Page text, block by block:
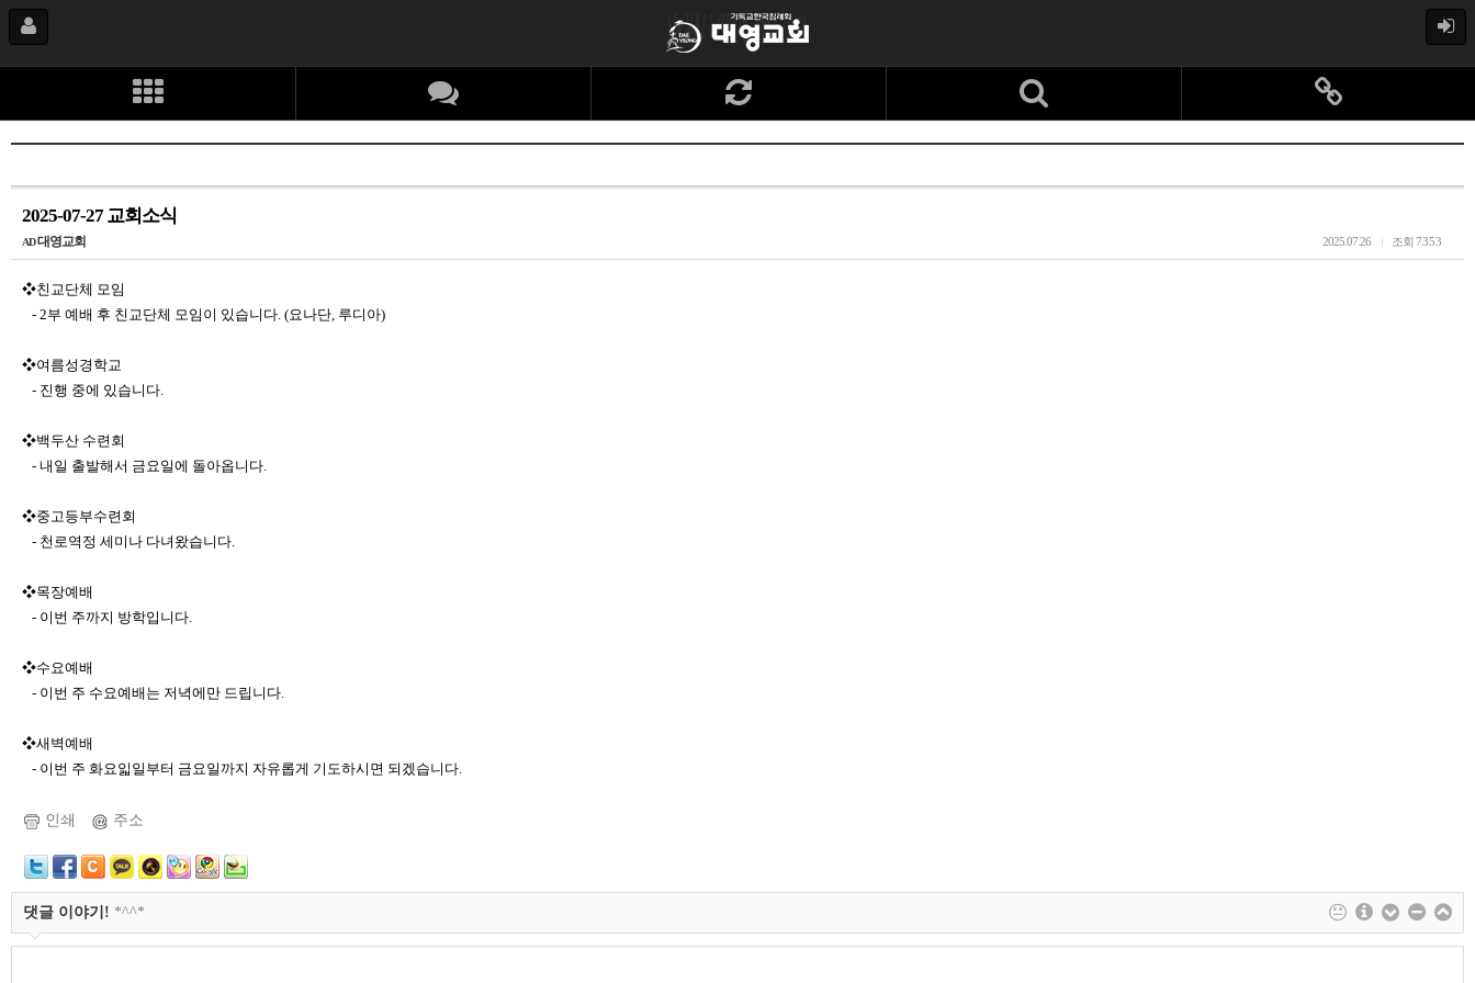
2025-07-27 교회소식
AD대영교회 조회7353
2025.07.26
❖친교단체 모임
- 2부 예배 후 친교단체 모임이 있습니다. (요나단, 루디아)
❖여름성경학교
- 진행 중에 있습니다.
❖백두산 수련회
- 내일 출발해서 금요일에 돌아옵니다.
❖중고등부수련회
- 천로역정 세미나 다녀왔습니다.
❖목장예배
- 이번 주까지 방학입니다.
❖수요예배
- 이번 주 수요예배는 저녁에만 드립니다.
❖새벽예배
- 이번 주 화요읿일부터 금요일까지 자유롭게 기도하시면 되겠습니다.
인쇄 주소
댓글 이야기! *^^*